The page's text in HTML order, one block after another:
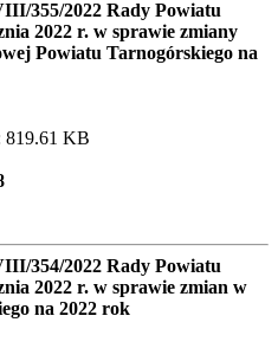
355/2022 Rady Powiatu
2022 r. w sprawie zmiany
Powiatu Tarnogórskiego na
819.61 KB
354/2022 Rady Powiatu
2022 r. w sprawie zmian w
na 2022 rok